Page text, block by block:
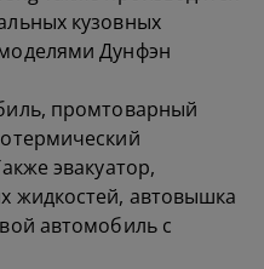
кузовных
Дунфэн
промтоварный
эвакуатор,
жидкостей, автовышка
автомобиль с